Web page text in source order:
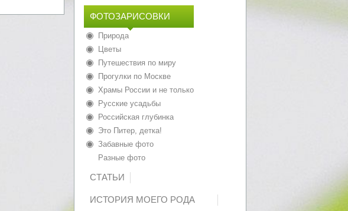
ФОТОЗАРИСОВКИ
Природа
Цветы
Путешествия по миру
Прогулки по Москве
Храмы России и не только
Русские усадьбы
Российская глубинка
Это Питер, детка!
Забавные фото
Разные фото
СТАТЬИ
ИСТОРИЯ МОЕГО РОДА